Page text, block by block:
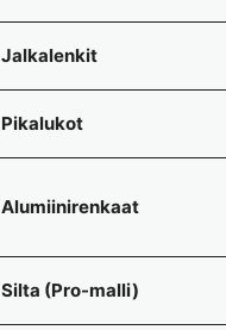
Jalkalenkit
Pikalukot
Alumiinirenkaat
Silta (Pro-malli)